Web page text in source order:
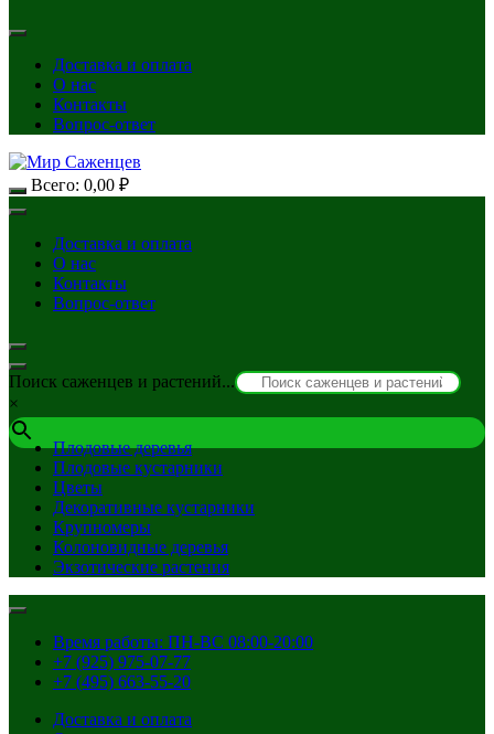
Доставка и оплата
О нас
Контакты
Вопрос-ответ
Всего: 0,00 ₽
Доставка и оплата
О нас
Контакты
Вопрос-ответ
Поиск саженцев и растений...
×
Плодовые деревья
Плодовые кустарники
Цветы
Декоративные кустарники
Крупномеры
Колоновидные деревья
Экзотические растения
Время работы: ПН-ВС 08:00-20:00
+7 (925) 975-07-77
+7 (495) 663-55-20
Доставка и оплата